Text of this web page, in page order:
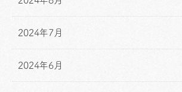
2024年7月
2024年6月